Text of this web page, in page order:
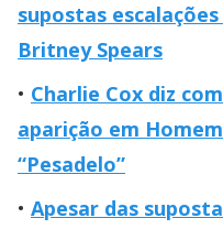
supostas
Britney Spears
Charlie Cox diz
aparição em
“Pesadelo”
Apesar das